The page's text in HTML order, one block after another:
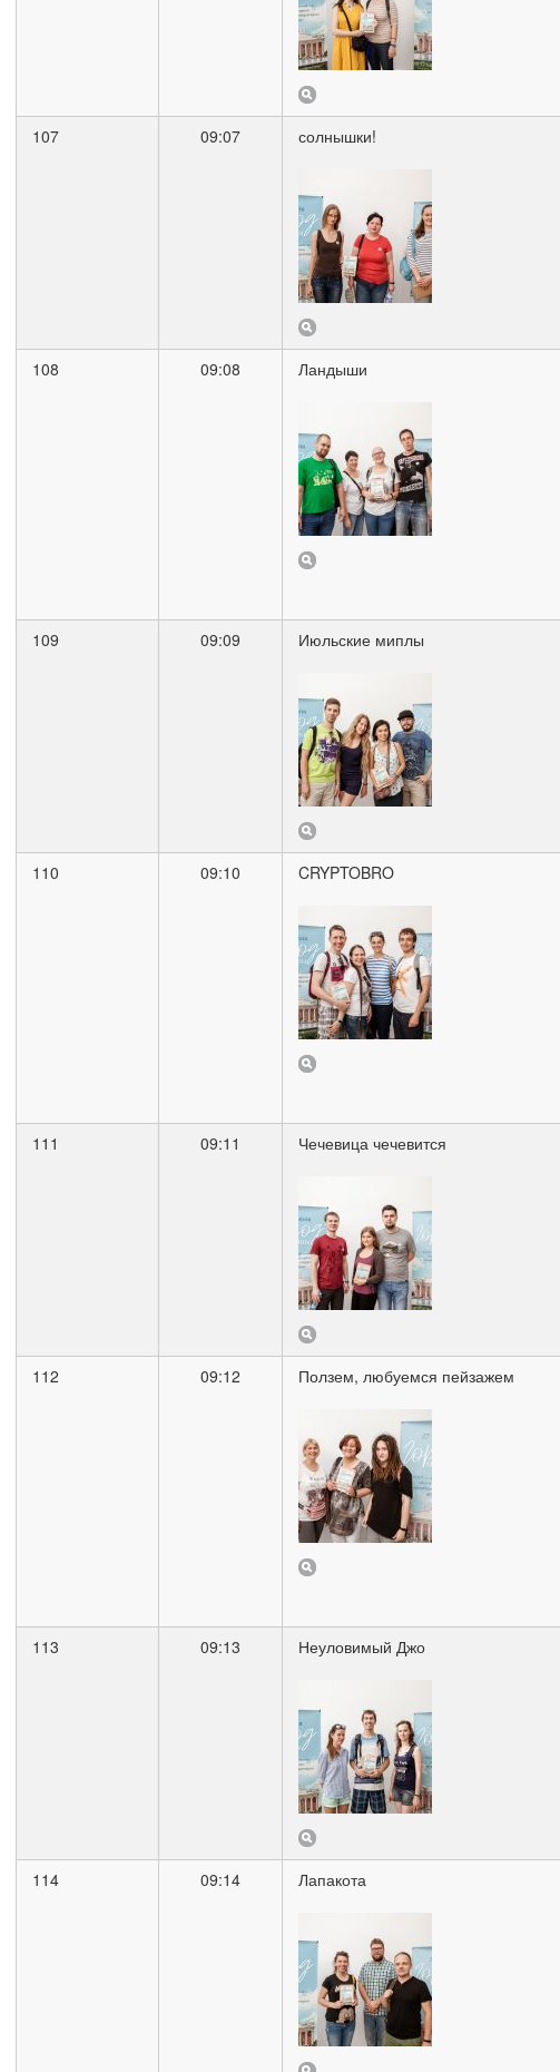
107 09:07 солнышки!
108 09:08 Ландыши
109 09:09 Июльские миплы
110 09:10 CRYPTOBRO
111 09:11 Чечевица чечевится
112 09:12 Ползем, любуемся пейзажем
113 09:13 Неуловимый Джо
114 09:14 Лапакота